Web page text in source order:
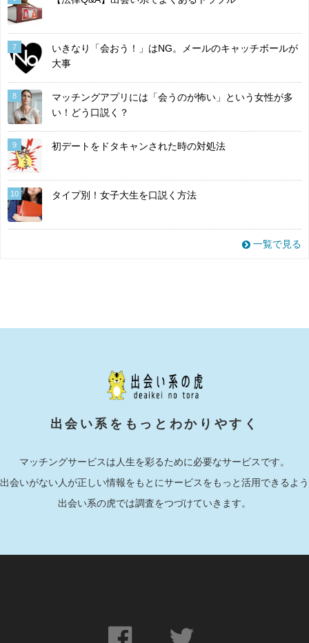
7
いきなり「会おう！」はNG。メールのキャッチボールが
大事
8
マッチングアプリには「会うのが怖い」という女性が多
い！どう口説く？
9 初デートをドタキャンされた時の対処法
10 タイプ別！女子大生を口説く方法
一覧で見る
出会い系をもっとわかりやすく
マッチングサービスは人生を彩るために必要なサービスです。
出会いがない人が正しい情報をもとにサービスをもっと活用できるよう
出会い系の虎では調査をつづけていきます。